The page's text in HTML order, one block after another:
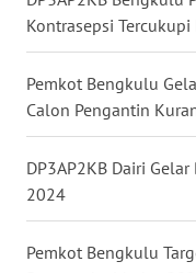
Kontrasepsi
Pemkot Bengkulu
Calon Pengantin
DP3AP2KB Dairi
2024
Pemkot Bengkulu
KALSEL
WN
SULSEL
GORONTALO